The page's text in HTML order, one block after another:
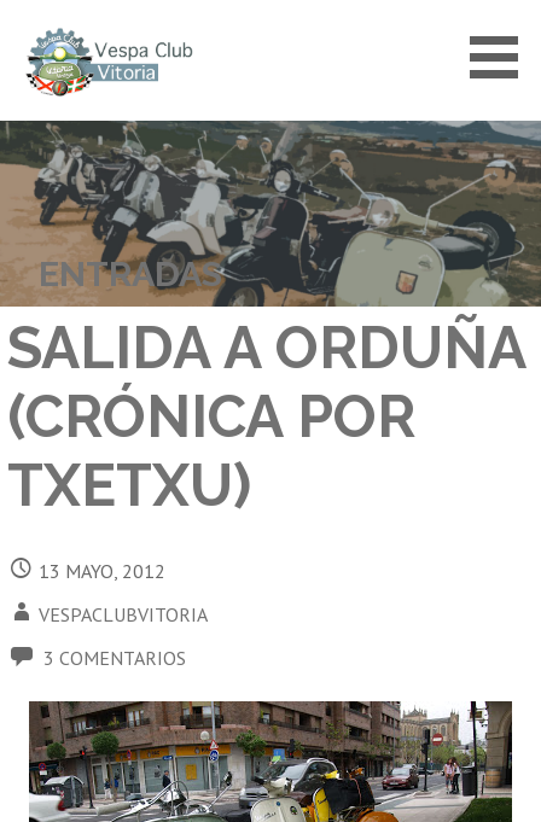
contenido
VESPACLUBVITORIA
ENTRADAS
SALIDA A ORDUÑA
(CRÓNICA POR
TXETXU)
13 MAYO, 2012
VESPACLUBVITORIA
3 COMENTARIOS